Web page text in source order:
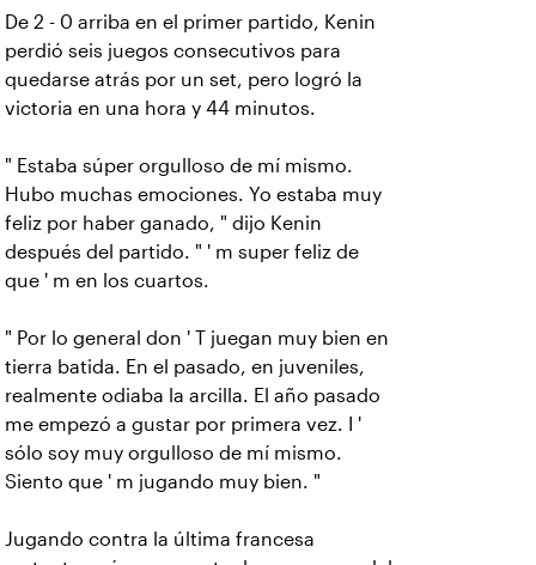
De 2 - 0 arriba en el primer partido, Kenin
perdió seis juegos consecutivos para
quedarse atrás por un set, pero logró la
victoria en una hora y 44 minutos.
" Estaba súper orgulloso de mí mismo.
Hubo muchas emociones. Yo estaba muy
feliz por haber ganado, " dijo Kenin
después del partido. " ' m super feliz de
que ' m en los cuartos.
" Por lo general don ' T juegan muy bien en
tierra batida. En el pasado, en juveniles,
realmente odiaba la arcilla. El año pasado
me empezó a gustar por primera vez. I '
sólo soy muy orgulloso de mí mismo.
Siento que ' m jugando muy bien. "
Jugando contra la última francesa